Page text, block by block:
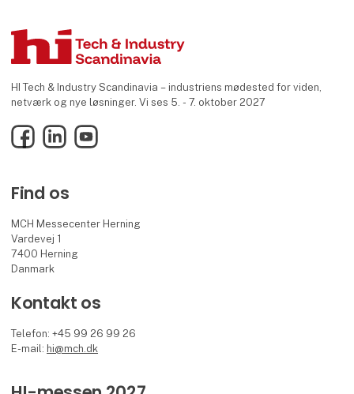
HI Tech & Industry Scandinavia – industriens mødested for viden,
netværk og nye løsninger. Vi ses 5. - 7. oktober 2027
FacebookLinkedInYouTube
Find os
MCH Messecenter Herning
Vardevej 1
7400 Herning
Danmark
Kontakt os
Telefon: +45 99 26 99 26
E-mail: hi@mch.dk